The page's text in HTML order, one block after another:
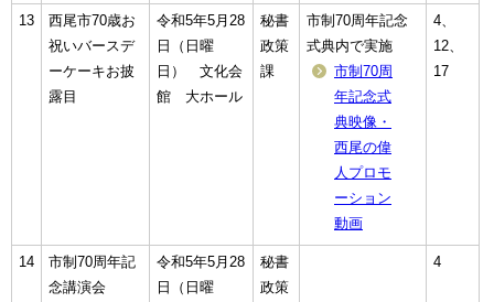
13
西尾市70歳お
祝いバースデ
ーケーキお披
露目
令和5年5月28
日（日曜
日） 文化会
館 大ホール
秘書
政策
課
市制70周年記念
式典内で実施
市制70周
年記念式
典映像・
西尾の偉
人プロモ
ーション
動画
4、
12、
17
14
市制70周年記
念講演会
令和5年5月28
日（日曜
秘書
政策
4